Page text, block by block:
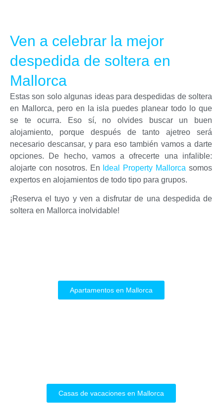
Ven a celebrar la mejor
despedida de soltera en
Mallorca
Estas son solo algunas ideas para despedidas de soltera
en Mallorca, pero en la isla puedes planear todo lo que
se te ocurra. Eso sí, no olvides buscar un buen
alojamiento, porque después de tanto ajetreo será
necesario descansar, y para eso también vamos a darte
opciones. De hecho, vamos a ofrecerte una infalible:
alojarte con nosotros. En Ideal Property Mallorca somos
expertos en alojamientos de todo tipo para grupos.
¡Reserva el tuyo y ven a disfrutar de una despedida de
soltera en Mallorca inolvidable!
Apartamentos en Mallorca
Casas de vacaciones en Mallorca